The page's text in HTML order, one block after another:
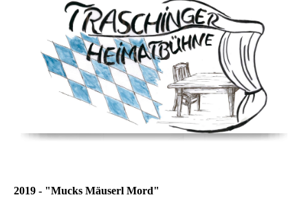
2019 - "Mucks Mäuserl Mord"